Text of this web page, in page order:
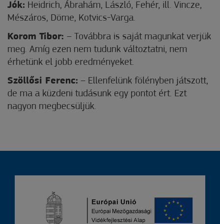
Jók: Heidrich, Ábrahám, László, Fehér, ill. Vincze,
Mészáros, Döme, Kotvics-Varga.
Korom Tibor: – Továbbra is saját magunkat verjük
meg. Amíg ezen nem tudunk változtatni, nem
érhetünk el jobb eredményeket.
Szöllősi Ferenc: – Ellenfelünk fölényben játszott,
de ma a küzdeni tudásunk egy pontot ért. Ezt
nagyon megbecsüljük.